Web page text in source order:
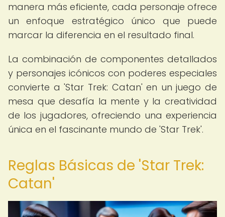
manera más eficiente, cada personaje ofrece
un enfoque estratégico único que puede
marcar la diferencia en el resultado final.
La combinación de componentes detallados
y personajes icónicos con poderes especiales
convierte a 'Star Trek: Catan' en un juego de
mesa que desafía la mente y la creatividad
de los jugadores, ofreciendo una experiencia
única en el fascinante mundo de 'Star Trek'.
Reglas Básicas de 'Star Trek:
Catan'